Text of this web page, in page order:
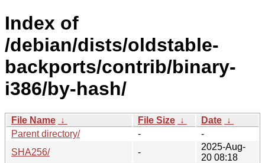
Index of
/debian/dists/oldstable-
backports/contrib/binary-
i386/by-hash/
File Name ↓ File Size ↓ Date ↓
Parent directory/
-
-
SHA256/
-
2025-Aug-
20 08:18